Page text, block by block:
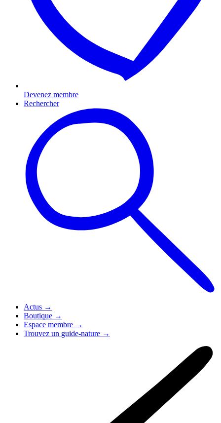
Devenez membre
Rechercher
Actus →
Boutique →
Espace membre →
Trouvez un guide-nature →